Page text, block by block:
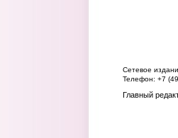
Сетевое
Телефон: +7
Главный